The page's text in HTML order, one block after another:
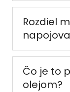
Rozdiel
Čo je to
olejom?